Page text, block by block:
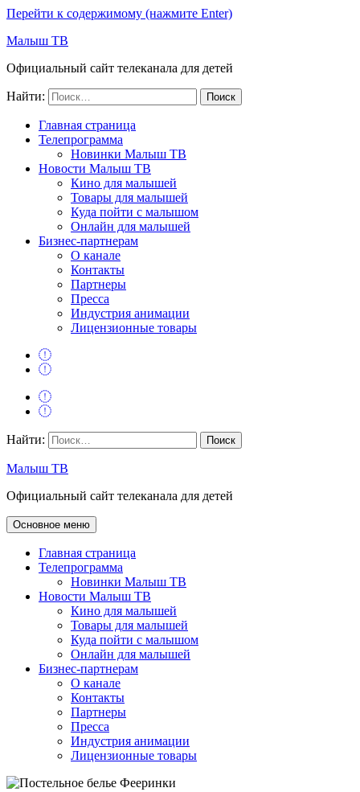
Перейти к содержимому (нажмите Enter)
Малыш ТВ
Официальный сайт телеканала для детей
Найти:
Главная страница
Телепрограмма
Новинки Малыш ТВ
Новости Малыш ТВ
Кино для малышей
Товары для малышей
Куда пойти с малышом
Онлайн для малышей
Бизнес-партнерам
О канале
Контакты
Партнеры
Пресса
Индустрия анимации
Лицензионные товары
Найти:
Малыш ТВ
Официальный сайт телеканала для детей
Основное меню
Главная страница
Телепрограмма
Новинки Малыш ТВ
Новости Малыш ТВ
Кино для малышей
Товары для малышей
Куда пойти с малышом
Онлайн для малышей
Бизнес-партнерам
О канале
Контакты
Партнеры
Пресса
Индустрия анимации
Лицензионные товары